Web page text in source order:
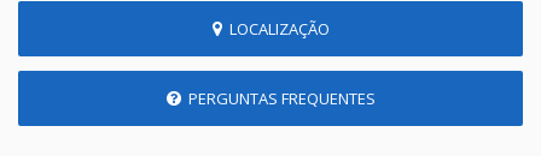
LOCALIZAÇÃO
PERGUNTAS FREQUENTES